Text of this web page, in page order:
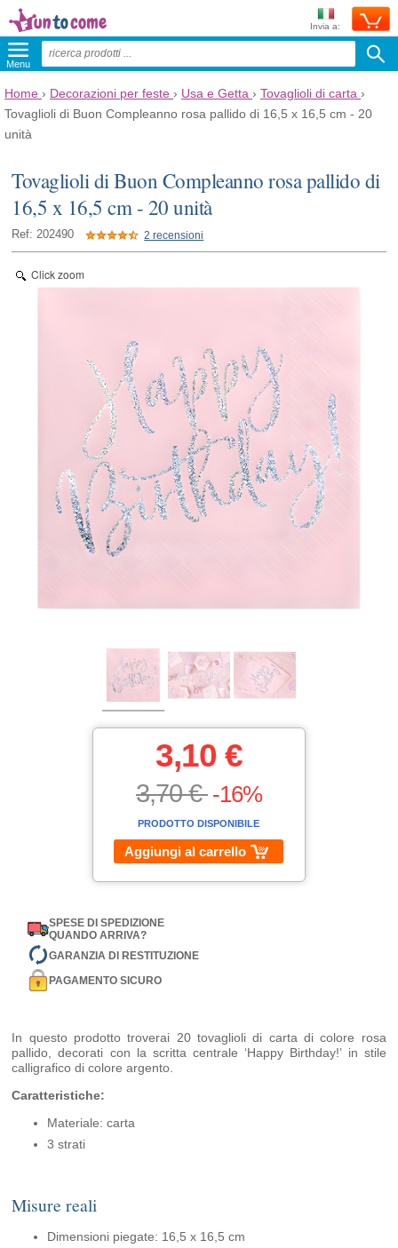
Invia a:
Menu
Home › Decorazioni per feste › Usa e Getta › Tovaglioli di carta ›
Tovaglioli di Buon Compleanno rosa pallido di 16,5 x 16,5 cm - 20
unità
Tovaglioli di Buon Compleanno rosa pallido di
16,5 x 16,5 cm - 20 unità
Ref: 202490 2 recensioni
Click zoom
3,10 €
3,70 € -16%
PRODOTTO DISPONIBILE
Aggiungi al carrello
SPESE DI SPEDIZIONE
QUANDO ARRIVA?
GARANZIA DI RESTITUZIONE
PAGAMENTO SICURO
In questo prodotto troverai 20 tovaglioli di carta di colore rosa
pallido, decorati con la scritta centrale ‘Happy Birthday!’ in stile
calligrafico di colore argento.
Caratteristiche:
Materiale: carta
3 strati
Misure reali
Dimensioni piegate: 16,5 x 16,5 cm